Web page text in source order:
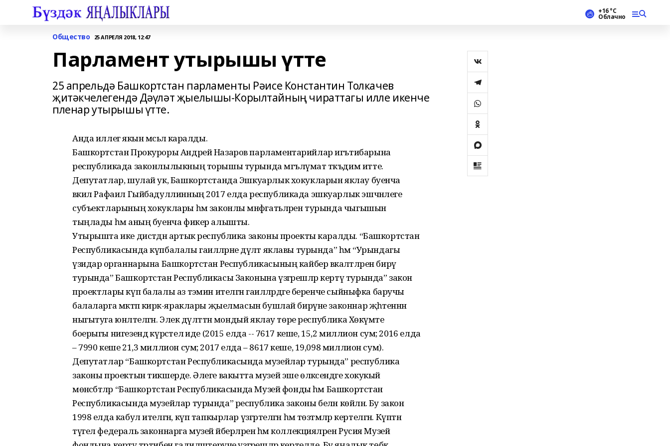
+16 °С
Облачно
Общество 25 АПРЕЛЯ 2018, 12:47
Парламент утырышы үтте
25 апрельдә Башкортстан парламенты Рәисе Константин Толкачев
җитәкчелегендә Дәүләт җыелышы-Корылтайның чираттагы илле икенче
пленар утырышы үтте.
Анда иллегә якын мәсьәлә каралды.
Башкортстан Прокуроры Андрей Назаров парламентарийлар игътибарына
республикада законлылыкның торышы турында мәгълүмат тәкъдим итте.
Депутатлар, шулай ук, Башкортстанда Эшкуарлык хокукларын яклау буенча
вәкил Рафаил Гыйбадуллинның 2017 елда республикада эшкуарлык эшчәнлеге
субъектларының хокуклары һәм законлы мәнфәгатьләрен турында чыгышын
тыңлады һәм аның буенча фикер алышты.
Утырышта ике дистәдән артык республика законы проекты каралды. “Башкортстан
Республикасында күпбалалы гаиләләрне дәүләт яклавы турында” һәм “Урындагы
үзидарә органнарына Башкортстан Республикасының кайбер вәкаләтләрен бирү
турында” Башкортстан Республикасы Законына үзгәрешләр кертү турында” закон
проектлары күп балалы аз тәэмин ителгән гаиләләрдәге беренче сыйныфка баручы
балаларга мәктәп кирәк-яраклары җыелмасын бушлай бирүне законнар җәһәтеннән
ныгытуга юнәлтелгән. Элек дәүләттән мондый яклау төре республика Хөкүмәте
боерыгы нигезендә күрсәтелә иде (2015 елда -- 7617 кеше, 15,2 миллион сум; 2016 елда
– 7990 кеше 21,3 миллион сум; 2017 елда – 8617 кеше, 19,098 миллион сум).
Депутатлар “Башкортстан Республикасында музейлар турында” республика
законы проектын тикшерде. Әлеге вакытта музей эше өлкәсендәге хокукый
мөнәсәбәтләр “Башкортстан Республикасында Музей фонды һәм Башкортстан
Республикасында музейлар турында” республика законы белән көйләнә. Бу закон
1998 елда кабул ителгән, күп тапкырлар үзгәртелгән һәм төзәтмәләр кертелгән. Күптән
түгел федераль законнарга музей әйберләрен һәм коллекцияләрен Русия Музей